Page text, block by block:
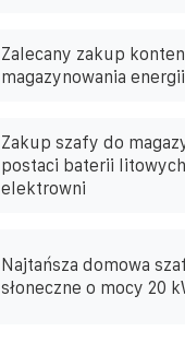
Zalecany zakup
magazynowania
Zakup szafy do
postaci baterii
elektrowni
Najtańsza domowa
słoneczne o mocy 20